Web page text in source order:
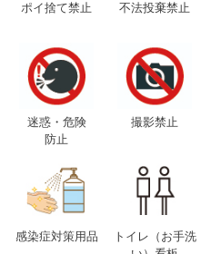
ポイ捨て禁止 不法投棄禁止
迷惑・危険
防止
撮影禁止
感染症対策用品
トイレ（お手洗